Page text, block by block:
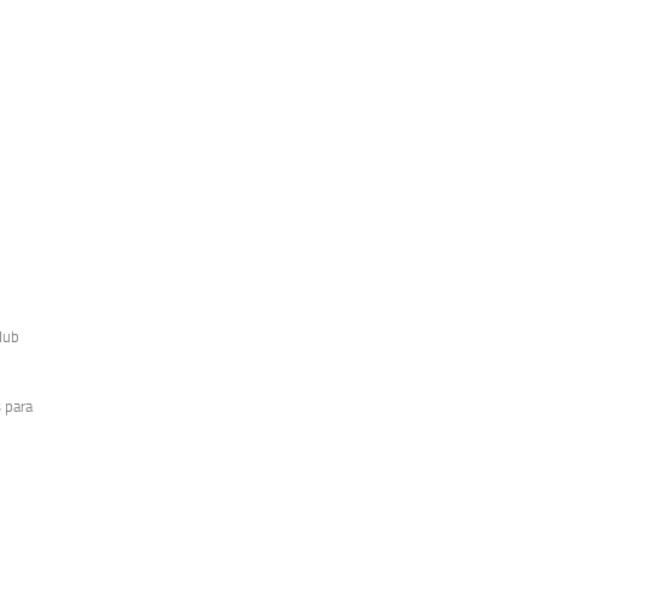
para